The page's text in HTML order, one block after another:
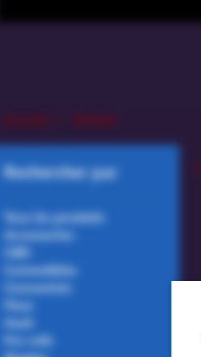
Rechercher par
Tous les produits
Accessories
CBD
Comestibles
Concentrés
Fleur
Hash
Pre rolls